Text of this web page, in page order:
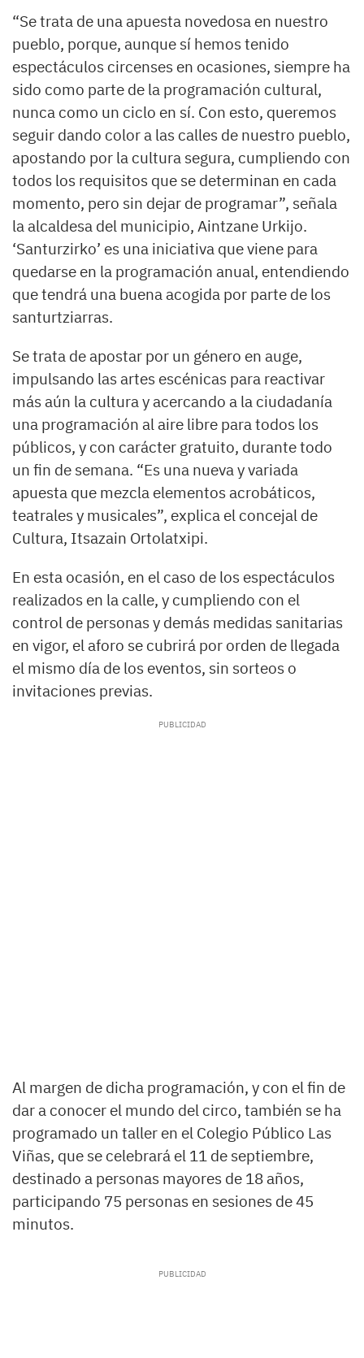
“Se trata de una apuesta novedosa en nuestro
pueblo, porque, aunque sí hemos tenido
espectáculos circenses en ocasiones, siempre ha
sido como parte de la programación cultural,
nunca como un ciclo en sí. Con esto, queremos
seguir dando color a las calles de nuestro pueblo,
apostando por la cultura segura, cumpliendo con
todos los requisitos que se determinan en cada
momento, pero sin dejar de programar”, señala
la alcaldesa del municipio, Aintzane Urkijo.
‘Santurzirko’ es una iniciativa que viene para
quedarse en la programación anual, entendiendo
que tendrá una buena acogida por parte de los
santurtziarras.
Se trata de apostar por un género en auge,
impulsando las artes escénicas para reactivar
más aún la cultura y acercando a la ciudadanía
una programación al aire libre para todos los
públicos, y con carácter gratuito, durante todo
un fin de semana. “Es una nueva y variada
apuesta que mezcla elementos acrobáticos,
teatrales y musicales”, explica el concejal de
Cultura, Itsazain Ortolatxipi.
En esta ocasión, en el caso de los espectáculos
realizados en la calle, y cumpliendo con el
control de personas y demás medidas sanitarias
en vigor, el aforo se cubrirá por orden de llegada
el mismo día de los eventos, sin sorteos o
invitaciones previas.
Al margen de dicha programación, y con el fin de
dar a conocer el mundo del circo, también se ha
programado un taller en el Colegio Público Las
Viñas, que se celebrará el 11 de septiembre,
destinado a personas mayores de 18 años,
participando 75 personas en sesiones de 45
minutos.